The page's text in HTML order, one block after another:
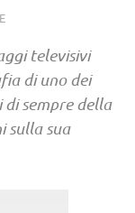
televisivi
di uno dei
sempre della
sulla sua